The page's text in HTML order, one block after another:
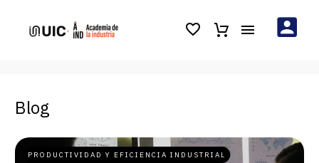
Blog
PRODUCTIVIDAD Y EFICIENCIA INDUSTRIAL